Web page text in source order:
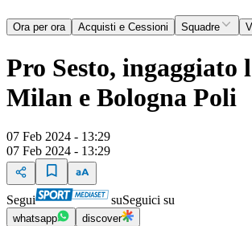
Ora per ora Acquisti e Cessioni Squadre
Pro Sesto, ingaggiato
Milan e Bologna Poli
07 Feb 2024 - 13:29
07 Feb 2024 - 13:29
Segui suSeguici su
whatsapp discover